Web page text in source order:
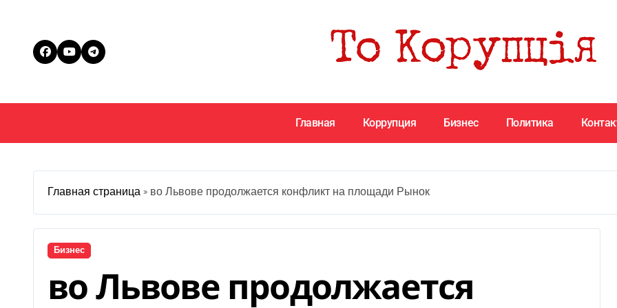
Главная Коррупция Бизнес Политика
Главная страница » во Львове продолжается конфликт на площади Рынок
Бизнес
во Львове продолжается